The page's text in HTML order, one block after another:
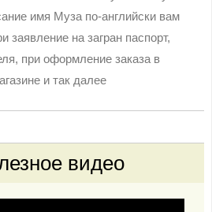
имя Муза по-английски вам
заявление на загран паспорт,
при оформление заказа в
и так далее
видео